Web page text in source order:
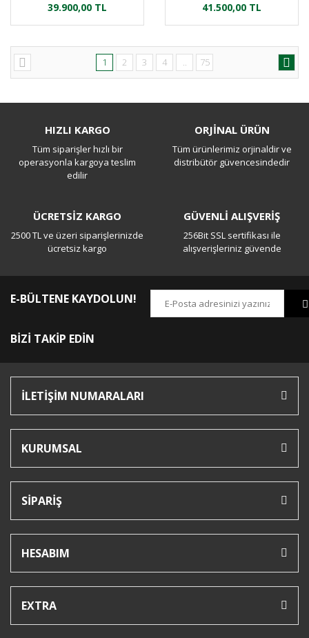
39.900,00 TL 41.500,00 TL
1 2 3 4 .. 75
HIZLI KARGO
Tüm siparişler hızlı bir
operasyonla kargoya teslim
edilir
ORJİNAL ÜRÜN
Tüm ürünlerimiz orjinaldir ve
distribütör güvencesindedir
ÜCRETSİZ KARGO
2500 TL ve üzeri siparişlerinizde
ücretsiz kargo
GÜVENLİ ALIŞVERİŞ
256Bit SSL sertifikası ile
alışverişleriniz güvende
E-BÜLTENE KAYDOLUN!
BİZİ TAKİP EDİN
İLETİŞİM NUMARALARI
KURUMSAL
SİPARİŞ
HESABIM
EXTRA